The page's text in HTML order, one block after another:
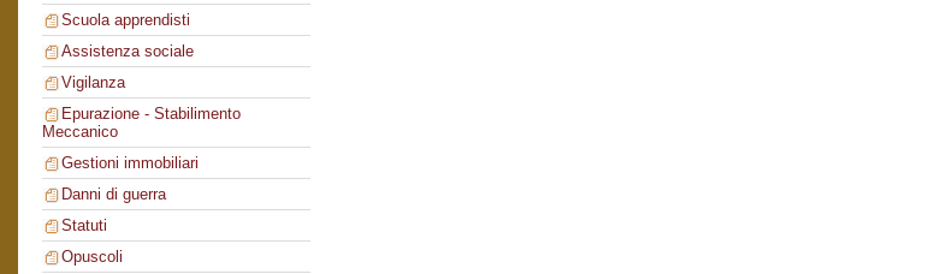
Scuola apprendisti
Assistenza sociale
Vigilanza
Epurazione - Stabilimento
Meccanico
Gestioni immobiliari
Danni di guerra
Statuti
Opuscoli